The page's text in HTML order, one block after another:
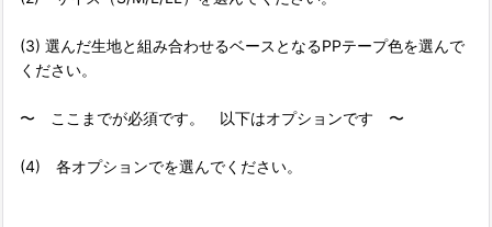
(3) 選んだ生地と組み合わせるベースとなるPPテープ色を選んで
ください。
〜 ここまでが必須です。 以下はオプションです 〜
(4) 各オプションでを選んでください。